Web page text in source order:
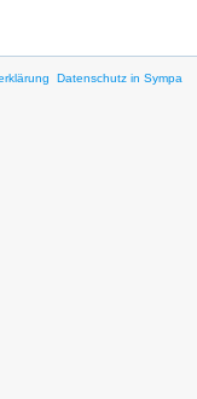
Datenschutz in Sympa